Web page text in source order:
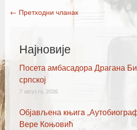
Post navigation
← Претходни чланак
Најновије
Посета амбасадора Драгана
српској
7 августа, 2026
Oбјављена књигa
Вере Коњовић